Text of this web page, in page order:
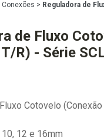
Conexões > Reguladora de
de Fluxo
R) - Série
Cotovelo
10, 12 e 16mm